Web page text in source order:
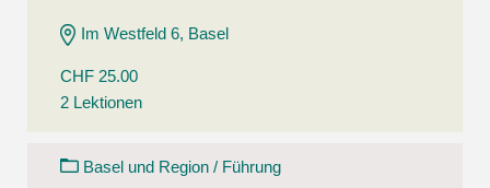
Im Westfeld 6, Basel
CHF 25.00
2 Lektionen
Basel und Region / Führung